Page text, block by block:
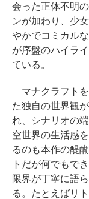
会った正体不明
ンが加わり、少
やかでコミカル
が序盤のハイラ
ている。
マナクラフト
た独自の世界観
れ、シナリオの
空世界の生活感
るのも本作の醍
トだが何でもで
限界が丁寧に語
る。たとえばリ